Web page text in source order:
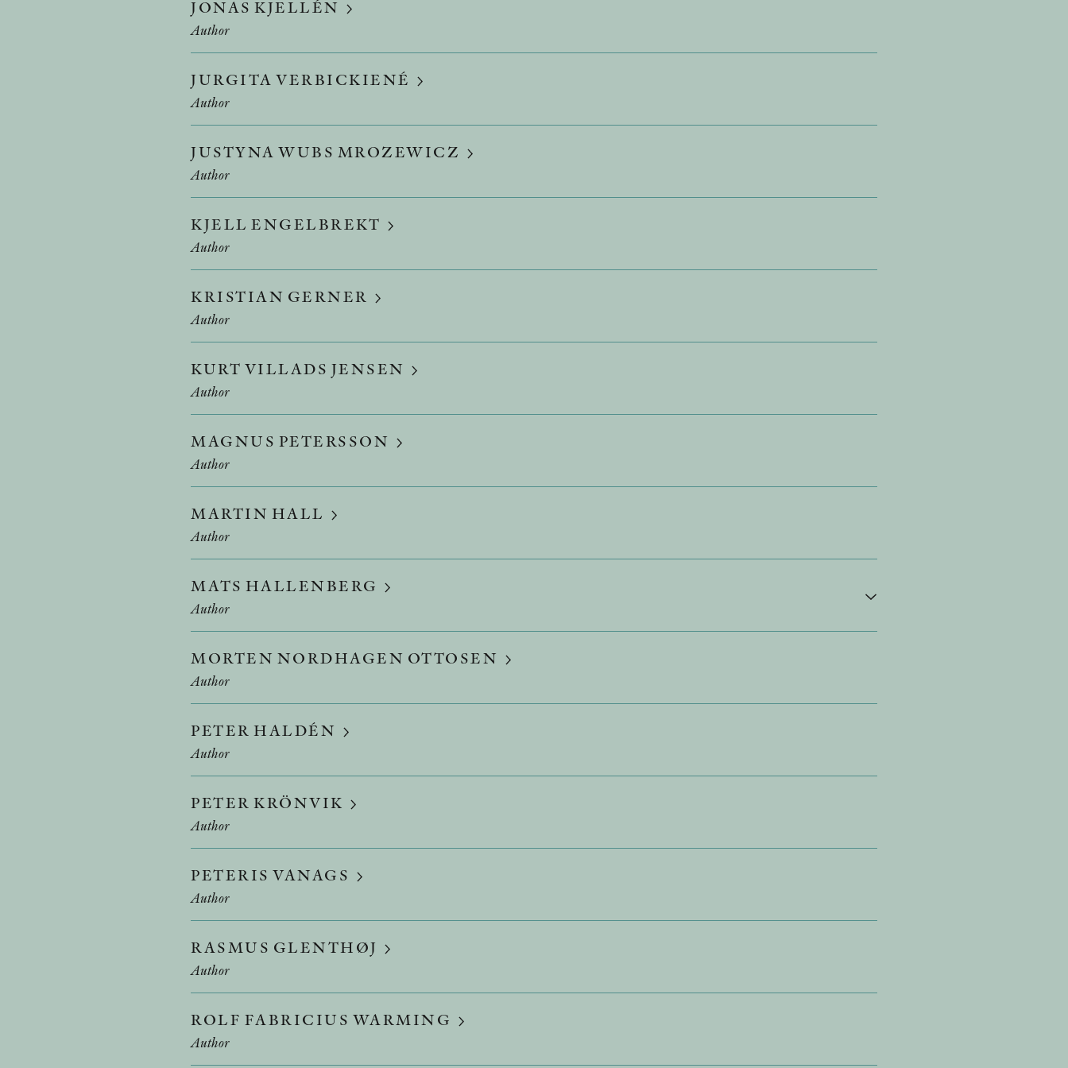
JONAS KJELLÉN
Author
JURGITA VERBICKIENÉ
Author
JUSTYNA WUBS MROZEWICZ
Author
KJELL ENGELBREKT
Author
KRISTIAN GERNER
Author
KURT VILLADS JENSEN
Author
MAGNUS PETERSSON
Author
MARTIN HALL
Author
MATS HALLENBERG
Author
MORTEN NORDHAGEN OTTOSEN
Author
PETER HALDÉN
Author
PETER KRÖNVIK
Author
PETERIS VANAGS
Author
RASMUS GLENTHØJ
Author
ROLF FABRICIUS WARMING
Author